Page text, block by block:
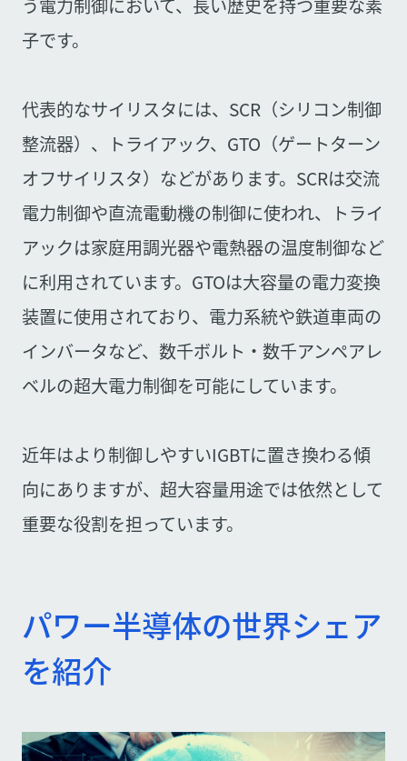
う電力制御において、長い歴史を持つ重要な素
子です。
代表的なサイリスタには、SCR（シリコン制御
整流器）、トライアック、GTO（ゲートターン
オフサイリスタ）などがあります。SCRは交流
電力制御や直流電動機の制御に使われ、トライ
アックは家庭用調光器や電熱器の温度制御など
に利用されています。GTOは大容量の電力変換
装置に使用されており、電力系統や鉄道車両の
インバータなど、数千ボルト・数千アンペアレ
ベルの超大電力制御を可能にしています。
近年はより制御しやすいIGBTに置き換わる傾
向にありますが、超大容量用途では依然として
重要な役割を担っています。
パワー半導体の世界シェア
を紹介